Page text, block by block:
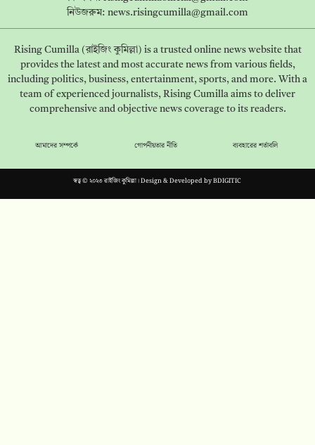
নিউজরুম: news.risingcumilla@gmail.com
Rising Cumilla (রাইজিং কুমিল্লা) is a trusted online news website that
provides the latest and most accurate news from various fields,
including politics, business, entertainment, sports, and more. With a
team of experienced journalists, Rising Cumilla aims to deliver
comprehensive and objective news coverage to its readers.
আমাদের সম্পর্কে গোপনীয়তার নীতি ব্যবহারের শর্তাবলি
স্বত্ব © ২০২৩ রাইজিং কুমিল্লা। Design & Developed byBDIGITIC